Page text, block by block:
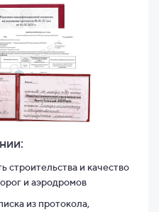
строительства и качество
и аэродромов
из протокола,